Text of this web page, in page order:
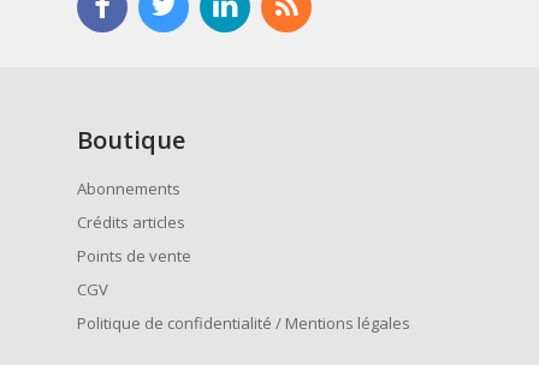
Boutique
Abonnements
Crédits articles
Points de vente
CGV
Politique de confidentialité / Mentions légales